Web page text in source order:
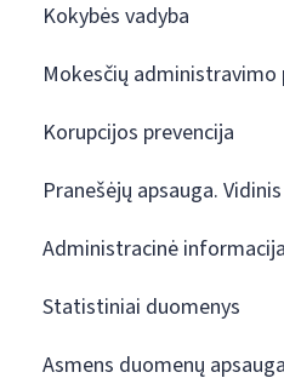
Kokybės vadyba
Mokesčių administravimo
Korupcijos prevencija
Pranešėjų apsauga.
Administracinė informacija
Statistiniai duomenys
Asmens duomenų apsauga